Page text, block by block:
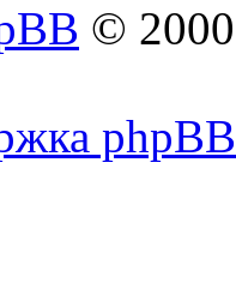
©
phpBB